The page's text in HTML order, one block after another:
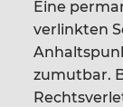
Eine
verlinkten
zumutbar.